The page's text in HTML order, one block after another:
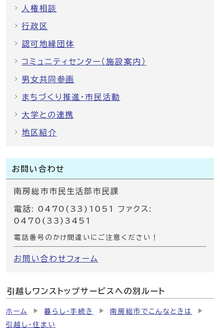
人権相談
行政区
認可地縁団体
コミュニティセンター（施設案内）
男女共同参画
まちづくり推進・市民活動
大学との連携
地区紹介
お問い合わせ
南房総市市民生活部市民課
電話: 0470(33)1051 ファクス:
0470(33)3451
電話番号のかけ間違いにご注意ください！
お問い合わせフォーム
引越しワンストップサービスへの別ルート
ホーム 暮らし・手続き
南房総市でこんなときは
引越し・住まい